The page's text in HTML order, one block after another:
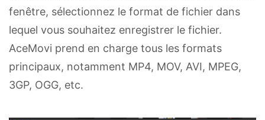
fenêtre, sélectionnez le format de fichier dans
lequel vous souhaitez enregistrer le fichier.
AceMovi prend en charge tous les formats
principaux, notamment MP4, MOV, AVI, MPEG,
3GP, OGG, etc.